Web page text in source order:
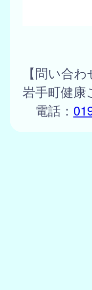
【問い合わ
岩手町健
電話：